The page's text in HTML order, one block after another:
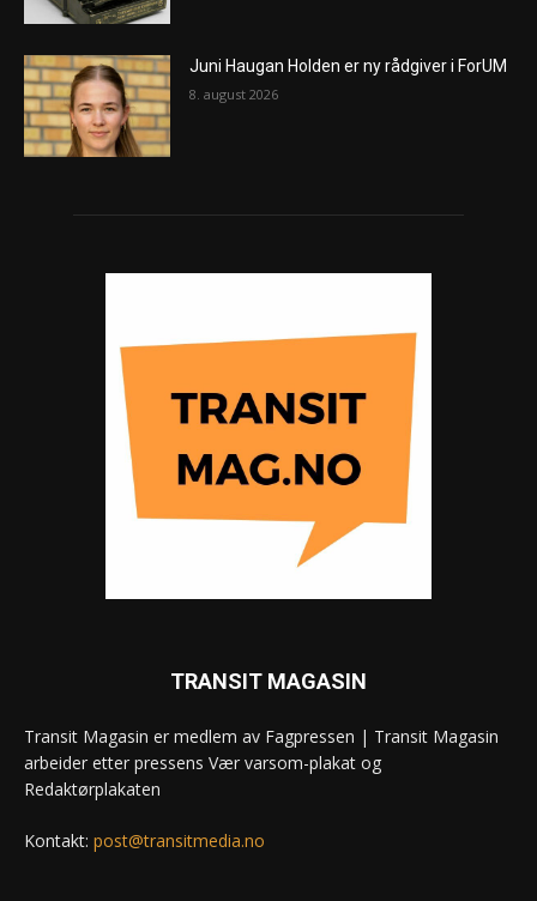
Juni Haugan Holden er ny rådgiver i ForUM
8. august 2026
TRANSIT MAGASIN
Transit Magasin er medlem av Fagpressen | Transit Magasin
arbeider etter pressens Vær varsom-plakat og
Redaktørplakaten
Kontakt: post@transitmedia.no